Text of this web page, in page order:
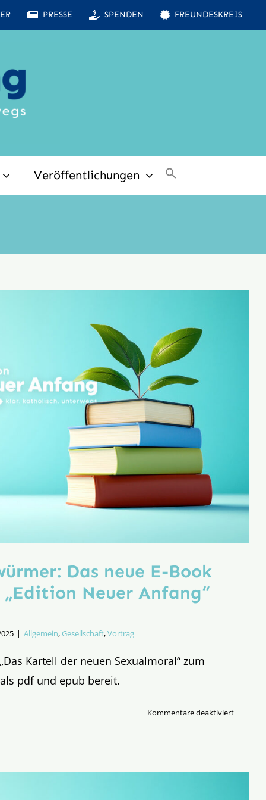
PRESSE SPENDEN FREUNDESKREIS
Veröffentlichungen
Das neue E-Book
Neuer Anfang“
| Allgemein,Gesellschaft,Vortrag
Kartell der neuen Sexualmoral“ zum
pdf und epub bereit.
Kommentare deaktiviertfür